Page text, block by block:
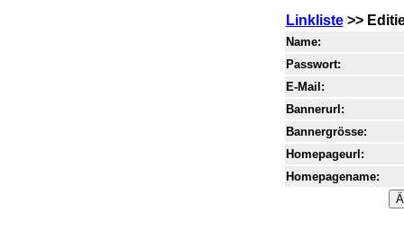
Linkliste>>
Name:
Passwort:
E-Mail:
Bannerurl:
Bannergrösse:
Homepageurl:
Homepagename: